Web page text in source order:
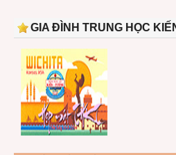
GIA ĐÌNH TRUNG HỌC